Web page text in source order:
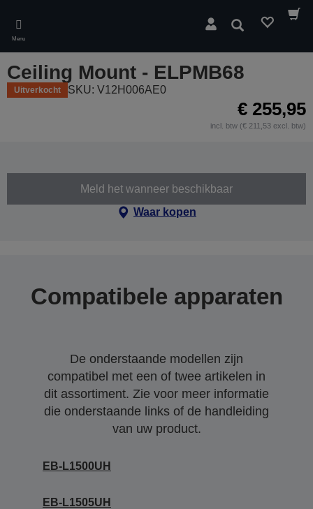
main
content
Menu
Zoeken
Ceiling Mount - ELPMB68
Uitverkocht SKU: V12H006AE0
€ 255,95
incl. btw (€ 211,53 excl. btw)
Meld het wanneer beschikbaar
Waar kopen
Compatibele apparaten
De onderstaande modellen zijn
compatibel met een of twee artikelen in
dit assortiment. Zie voor meer informatie
die onderstaande links of de handleiding
van uw product.
EB-L1500UH
EB-L1505UH